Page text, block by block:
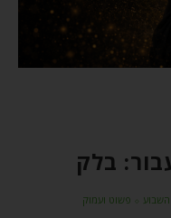
בלק
⬦ פשוט ועמוק